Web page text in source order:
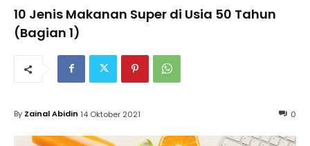
10 Jenis Makanan Super di Usia 50 Tahun
(Bagian 1)
0
By Zainal Abidin 14 Oktober 2021